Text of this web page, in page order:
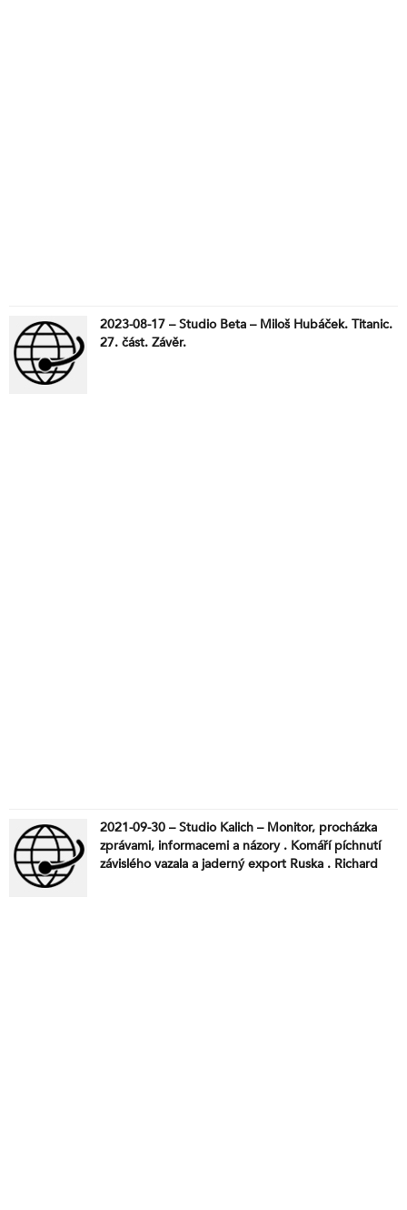
2023-08-17 – Studio Beta – Miloš Hubáček. Titanic.
27. část. Závěr.
2021-09-30 – Studio Kalich – Monitor, procházka
zprávami, informacemi a názory . Komáří píchnutí
závislého vazala a jaderný export Ruska . Richard